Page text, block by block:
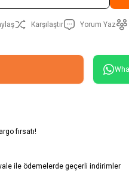
Karşılaştır Yorum Yaz
fırsatı!
ile ödemelerde geçerli indirimler